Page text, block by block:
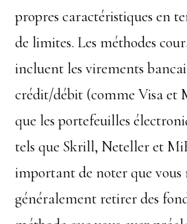
propres caractéristiques en
de limites. Les méthodes
incluent les virements
crédit/débit (comme Visa et
que les portefeuilles
tels que Skrill, Neteller et
important de noter que vous
généralement retirer des